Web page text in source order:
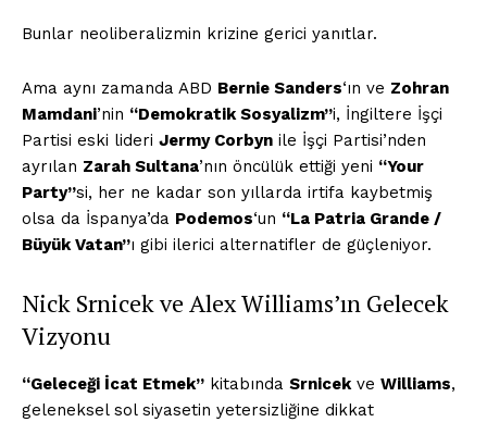
Bunlar neoliberalizmin krizine gerici yanıtlar.
Ama aynı zamanda ABD Bernie Sanders‘ın ve Zohran
Mamdani’nin “Demokratik Sosyalizm”i, İngiltere İşçi
Partisi eski lideri Jermy Corbyn ile İşçi Partisi’nden
ayrılan Zarah Sultana’nın öncülük ettiği yeni “Your
Party”si, her ne kadar son yıllarda irtifa kaybetmiş
olsa da İspanya’da Podemos‘un “La Patria Grande /
Büyük Vatan”ı gibi ilerici alternatifler de güçleniyor.
Nick Srnicek ve Alex Williams’ın Gelecek
Vizyonu
“Geleceği İcat Etmek” kitabında Srnicekve Williams,
geleneksel sol siyasetin yetersizliğine dikkat